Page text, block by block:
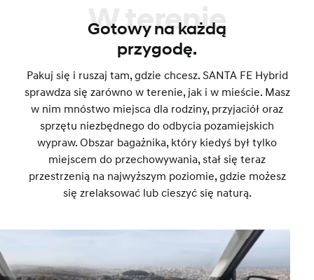
W terenie
Gotowy na każdą
przygodę.
Pakuj się i ruszaj tam, gdzie chcesz. SANTA FE Hybrid
sprawdza się zarówno w terenie, jak i w mieście. Masz
w nim mnóstwo miejsca dla rodziny, przyjaciół oraz
sprzętu niezbędnego do odbycia pozamiejskich
wypraw. Obszar bagażnika, który kiedyś był tylko
miejscem do przechowywania, stał się teraz
przestrzenią na najwyższym poziomie, gdzie możesz
się zrelaksować lub cieszyć się naturą.